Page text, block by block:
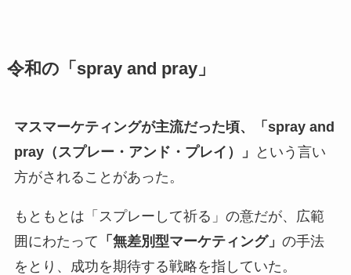
令和の「spray and pray」
マスマーケティングが主流だった頃、「spray and
pray（スプレー・アンド・プレイ）」
という言い
方がされることがあった。
もともとは「スプレーして祈る」の意だが、広範
囲にわたって 「無差別型マーケティング」 の手法
をとり、成功を期待する戦略を指していた。